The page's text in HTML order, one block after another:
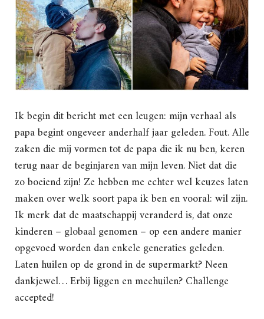
Ik begin dit bericht met een leugen: mijn verhaal als
papa begint ongeveer anderhalf jaar geleden. Fout. Alle
zaken die mij vormen tot de papa die ik nu ben, keren
terug naar de beginjaren van mijn leven. Niet dat die
zo boeiend zijn! Ze hebben me echter wel keuzes laten
maken over welk soort papa ik ben en vooral: wil zijn.
Ik merk dat de maatschappij veranderd is, dat onze
kinderen – globaal genomen – op een andere manier
opgevoed worden dan enkele generaties geleden.
Laten huilen op de grond in de supermarkt? Neen
dankjewel… Erbij liggen en meehuilen? Challenge
accepted!